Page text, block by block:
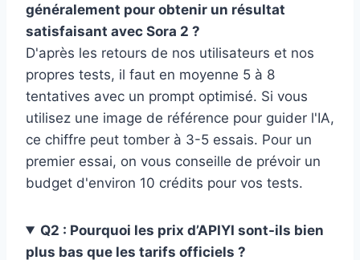
généralement pour obtenir un résultat
satisfaisant avec Sora 2 ?
D'après les retours de nos utilisateurs et nos
propres tests, il faut en moyenne 5 à 8
tentatives avec un prompt optimisé. Si vous
utilisez une image de référence pour guider l'IA,
ce chiffre peut tomber à 3-5 essais. Pour un
premier essai, on vous conseille de prévoir un
budget d'environ 10 crédits pour vos tests.
Q2 : Pourquoi les prix d’APIYI sont-ils bien
plus bas que les tarifs officiels ?